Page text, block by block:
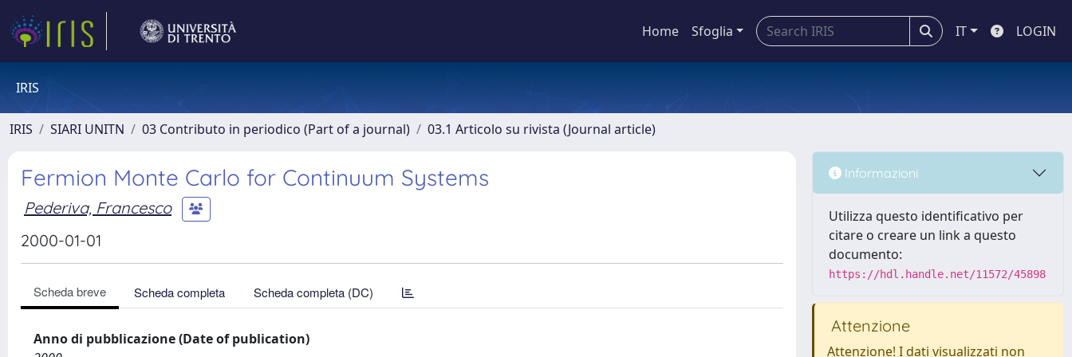
Home Sfoglia IT LOGIN
IRIS
IRIS SIARI UNITN 03 Contributo in periodico (Part of a journal) 03.1 Articolo su rivista (Journal article)
Fermion Monte Carlo for Continuum Systems
Pederiva, Francesco
2000-01-01
Scheda breve Scheda completa Scheda completa (DC)
Anno di pubblicazione (Date of publication)
Informazioni
Utilizza questo identificativo per
citare o creare un link a questo
documento:
https://hdl.handle.net/11572/45898
Attenzione
Attenzione! I dati visualizzati non